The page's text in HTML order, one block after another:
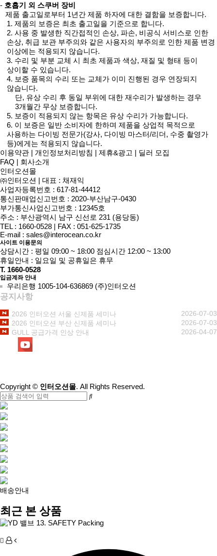
- 호흡기 외 스쿠버 장비
제품 출고일로부터 1년간 제품 하자에 대한 결함을 보증합니다.
1. 제품의 보증은 최초 출고일을 기준으로 합니다.
2. 사용 중 발생한 직간접적인 손상, 파손, 비공식 서비스로 인한
손상, 취급 보관 부주의와 같은 사용자의 부주의로 인한 제품 변경
이상에는 적용되지 않습니다.
3. 수리 및 부분 교체 시 최초 제품과 색상, 재질 및 형태 등이
상이할 수 있습니다.
4. 보증 품목의 수리 또는 교체가 이미 진행된 경우 연장되지
않습니다.
단, 유상 수리 후 동일 부위에 대한 재수리가 발생하는 경우
3개월간 무상 보증합니다.
5. 보증이 적용되지 않는 항목은 유상 수리가 가능합니다.
6. 이 보증은 일반 소비자에 한하며 제품을 상업적 목적으로
사용하는 다이빙 전문가(강사, 다이빙 마스터/리더, 수중 촬영가
등)에게는 적용되지 않습니다.
이용약관 | 개인정보처리방침 | 제휴&광고 | 딜러 모집
FAQ | 회사소개
인터오션몰
㈜인터오션 | 대표 : 채재익
사업자등록번호 : 617-81-44412
통신판매업신고번호 : 2020-부산남구-0430
부가통신사업신고번호 : 12345호
주소 : 부산광역시 남구 신선로 231 (용당동)
TEL : 1660-0528 | FAX : 051-625-1735
E-mail : sales@interocean.co.kr
사이트 이용문의
상담시간 : 평일 09:00 ~ 18:00 점심시간 12:00 ~ 13:00
휴일안내 : 일요일 및 공휴일은 휴무
T. 1660-0528
입금계좌 안내
우리은행 1005-104-636869 (주)인터오션
공지사항
2026 인터오션 서울 신제품 세미나
2026-07-03
2026 인터오션 부산 신제품 세미나
2026-07-03
GULL 공급가격 인상 안내
2026-04-07
Copyright © 인터오션몰. All Rights Reserved.
배송안내
최근 본 상품